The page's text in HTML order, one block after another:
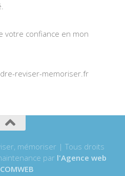
votre confiance en mon
reviser-memoriser.fr
mémoriser | Tous droits
par l'Agence web